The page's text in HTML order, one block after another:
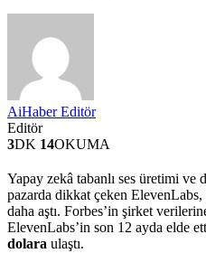
AiHaber Editör
Editör
3DK 14OKUMA
Yapay zekâ tabanlı ses üretimi
pazarda dikkat çeken
daha aştı. Forbes’in şirket
ElevenLabs’in son 12 ayda elde
dolara ulaştı.